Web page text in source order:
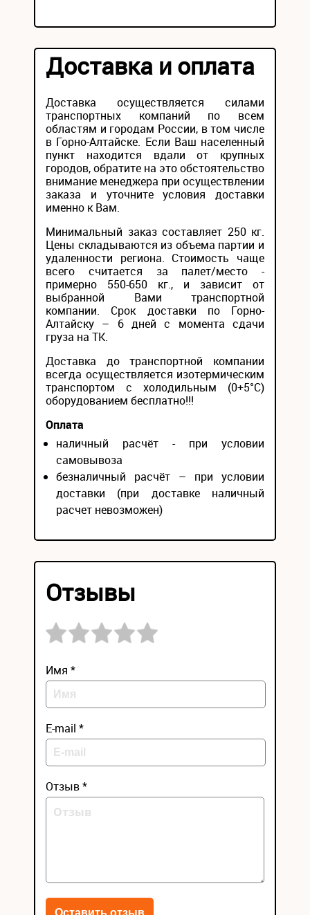
Доставка и оплата
Доставка осуществляется силами
транспортных компаний по всем
областям и городам России, в том числе
в Горно-Алтайске. Если Ваш населенный
пункт находится вдали от крупных
городов, обратите на это обстоятельство
внимание менеджера при осуществлении
заказа и уточните условия доставки
именно к Вам.
Минимальный заказ составляет 250 кг.
Цены складываются из объема партии и
удаленности региона. Стоимость чаще
всего считается за палет/место -
примерно 550-650 кг., и зависит от
выбранной Вами транспортной
компании. Срок доставки по Горно-
Алтайску – 6 дней с момента сдачи
груза на ТК.
Доставка до транспортной компании
всегда осуществляется изотермическим
транспортом с холодильным (0+5°С)
оборудованием бесплатно!!!
Оплата
наличный расчёт - при условии
самовывоза
безналичный расчёт – при условии
доставки (при доставке наличный
расчет невозможен)
Отзывы
Имя *
E-mail *
Отзыв *